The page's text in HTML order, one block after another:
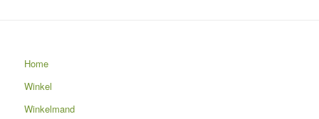
Home
Winkel
Winkelmand